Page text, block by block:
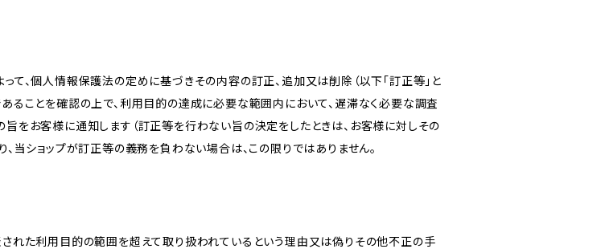
て、個人情報保護法の定めに基づきその内容の訂正、追加又は削除（以下「訂正等」と
ることを確認の上で、利用目的の達成に必要な範囲内において、遅滞なく必要な調査
をお客様に通知します（訂正等を行わない旨の決定をしたときは、お客様に対しその
、当ショップが訂正等の義務を負わない場合は、この限りではありません。
された利用目的の範囲を超えて取り扱われているという理由又は偽りその他不正の手